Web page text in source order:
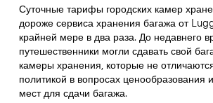
Суточные тарифы городских камер
дороже сервиса хранения багажа от
крайней мере в два раза. До недавнего
путешественники могли сдавать свой
камеры хранения, которые не
политикой в вопросах ценообразования
мест для сдачи багажа.